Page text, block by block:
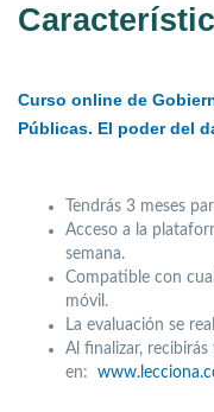
Curso online de
Públicas. El poder del
Tendrás 3 meses
Acceso a la
semana.
Compatible con
móvil.
La evaluación se
Al finalizar,
en: